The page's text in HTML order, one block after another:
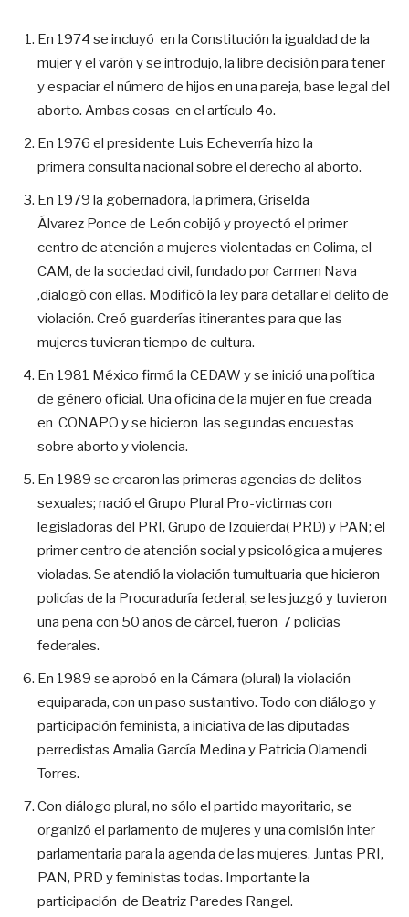
En 1974 se incluyó en la Constitución la igualdad de la
mujer y el varón y se introdujo, la libre decisión para tener
y espaciar el número de hijos en una pareja, base legal del
aborto. Ambas cosas en el artículo 4o.
En 1976 el presidente Luis Echeverría hizo la
primera consulta nacional sobre el derecho al aborto.
En 1979 la gobernadora, la primera, Griselda
Álvarez Ponce de León cobijó y proyectó el primer
centro de atención a mujeres violentadas en Colima, el
CAM, de la sociedad civil, fundado por Carmen Nava
,dialogó con ellas. Modificó la ley para detallar el delito de
violación. Creó guarderías itinerantes para que las
mujeres tuvieran tiempo de cultura.
En 1981 México firmó la CEDAW y se inició una política
de género oficial. Una oficina de la mujer en fue creada
en CONAPO y se hicieron las segundas encuestas
sobre aborto y violencia.
En 1989 se crearon las primeras agencias de delitos
sexuales; nació el Grupo Plural Pro-victimas con
legisladoras del PRI, Grupo de Izquierda( PRD) y PAN; el
primer centro de atención social y psicológica a mujeres
violadas. Se atendió la violación tumultuaria que hicieron
policías de la Procuraduría federal, se les juzgó y tuvieron
una pena con 50 años de cárcel, fueron 7 policías
federales.
En 1989 se aprobó en la Cámara (plural) la violación
equiparada, con un paso sustantivo. Todo con diálogo y
participación feminista, a iniciativa de las diputadas
perredistas Amalia García Medina y Patricia Olamendi
Torres.
Con diálogo plural, no sólo el partido mayoritario, se
organizó el parlamento de mujeres y una comisión inter
parlamentaria para la agenda de las mujeres. Juntas PRI,
PAN, PRD y feministas todas. Importante la
participación de Beatriz Paredes Rangel.